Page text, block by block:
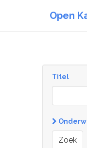
Open
Titel
Zoek